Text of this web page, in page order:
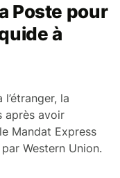
Poste pour
à
la
après avoir
Mandat Express
Western Union.